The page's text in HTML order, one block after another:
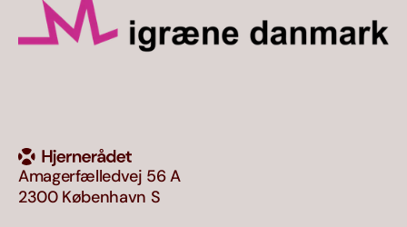
Amagerfælledvej 56 A
2300 København S